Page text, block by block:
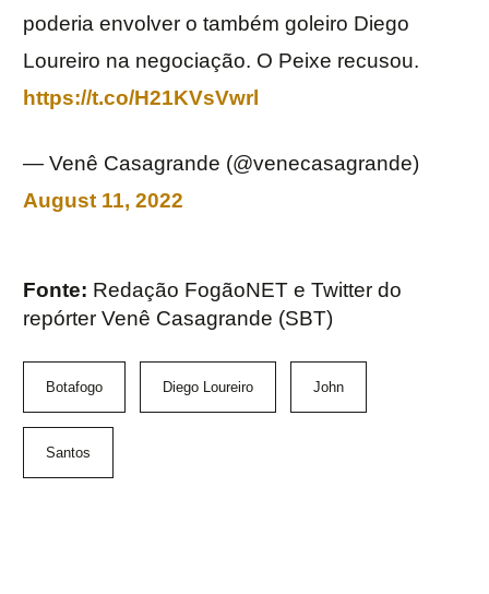
poderia envolver o também goleiro Diego
Loureiro na negociação. O Peixe recusou.
https://t.co/H21KVsVwrl
— Venê Casagrande (@venecasagrande)
August 11, 2022
Fonte: Redação FogãoNET e Twitter do
repórter Venê Casagrande (SBT)
Botafogo Diego Loureiro John
Santos